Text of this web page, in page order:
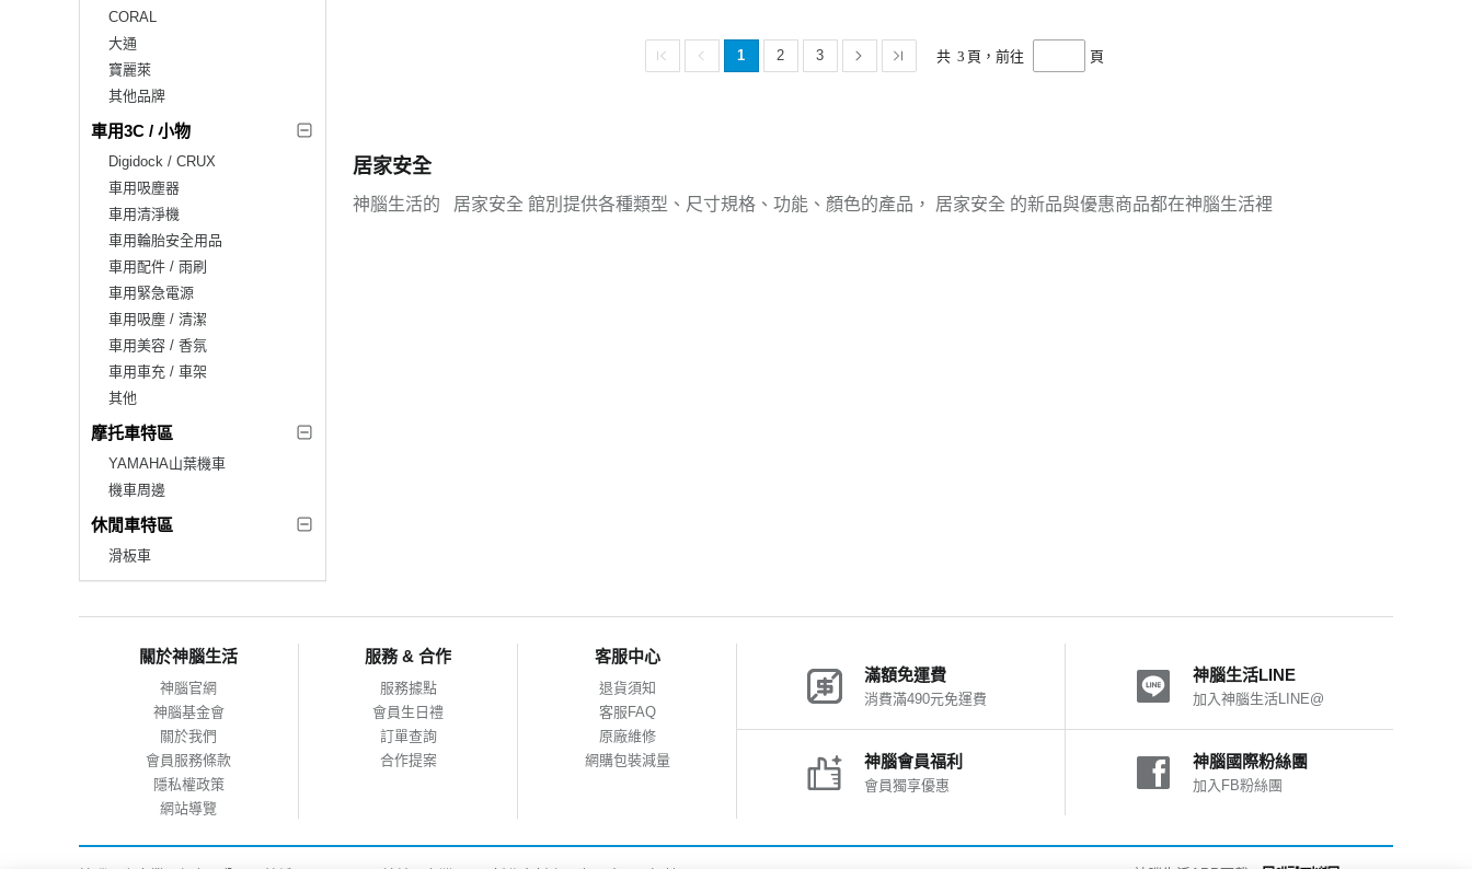
CORAL
大通
寶麗萊
其他品牌
車用3C / 小物
Digidock / CRUX
車用吸塵器
車用清淨機
車用輪胎安全用品
車用配件 / 雨刷
車用緊急電源
車用吸塵 / 清潔
車用美容 / 香氛
車用車充 / 車架
其他
摩托車特區
YAMAHA山葉機車
機車周邊
休閒車特區
滑板車
1 2 3 共 3 頁，前往 頁
居家安全
神腦生活的 居家安全 館別提供各種類型、尺寸規格、功能、顏色的產品， 居家安全 的新品與優惠商品都在神腦生活裡
關於神腦生活
神腦官網
神腦基金會
關於我們
會員服務條款
隱私權政策
網站導覽
服務 & 合作
服務據點
會員生日禮
訂單查詢
合作提案
客服中心
退貨須知
客服FAQ
原廠維修
網購包裝減量
滿額免運費
消費滿490元免運費
神腦生活LINE
加入神腦生活LINE@
神腦會員福利
會員獨享優惠
神腦國際粉絲團
加入FB粉絲團